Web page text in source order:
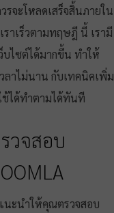
รจะโหลดเสร็จสิ้นภายใน
าเร็วตามทฤษฎี นี้ เรามี
บไซต์ได้มากขึ้น ทำให้
ลาไม่นาน กับเทคนิคเพิ่ม
ช้ได้ทำตามได้ทันที
วจสอบ
นะนำให้คุณตรวจสอบ